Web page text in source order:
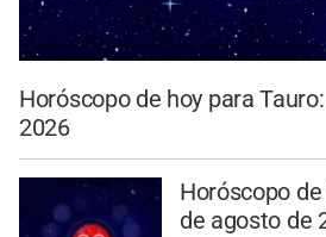
Horóscopo de hoy para
2026
Horóscopo
de agosto de